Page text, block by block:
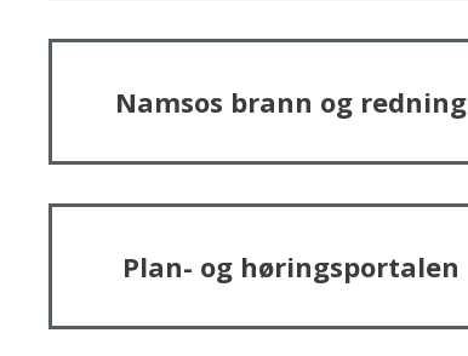
Namsos brann og redning
Plan- og høringsportalen